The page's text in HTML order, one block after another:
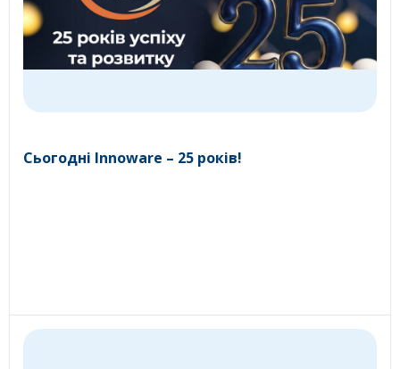
Сьогодні Innoware – 25 років!